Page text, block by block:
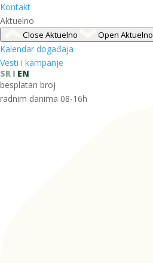
Kontakt
Aktuelno
Close Aktuelno Open Aktuelno
Kalendar događaja
Vesti i kampanje
SR
EN
besplatan broj
radnim danima 08-16h